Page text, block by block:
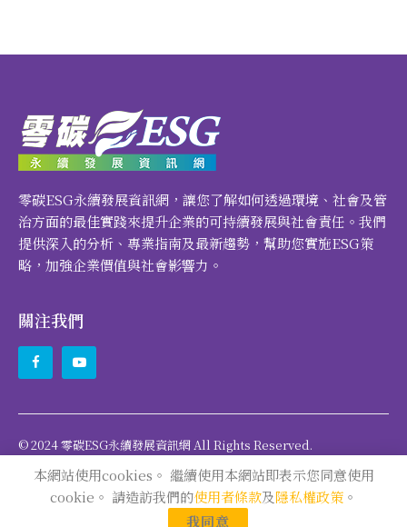
零碳ESG永續發展資訊網，讓您了解如何透過環境、社會及管
治方面的最佳實踐來提升企業的可持續發展與社會責任。我們
提供深入的分析、專業指南及最新趨勢，幫助您實施ESG策
略，加強企業價值與社會影響力。
關注我們
© 2024 零碳ESG永續發展資訊網 All Rights Reserved.
關於本站 使用者條款 隱私權政策 聯絡我們
本網站使用cookies。 繼續使用本網站即表示您同意使用
cookie。 請造訪我們的使用者條款及隱私權政策 。
我同意